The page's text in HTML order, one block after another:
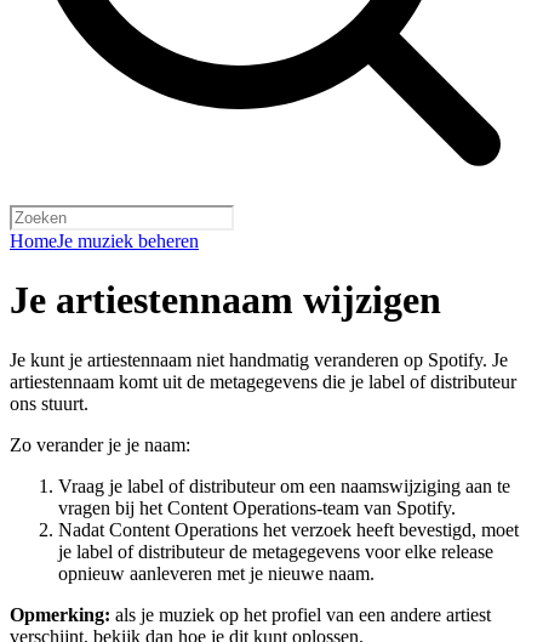
HomeJe muziek beheren
Je artiestennaam wijzigen
Je kunt je artiestennaam niet handmatig veranderen op Spotify. Je
artiestennaam komt uit de metagegevens die je label of distributeur
ons stuurt.
Zo verander je je naam:
Vraag je label of distributeur om een naamswijziging aan te
vragen bij het Content Operations-team van Spotify.
Nadat Content Operations het verzoek heeft bevestigd, moet
je label of distributeur de metagegevens voor elke release
opnieuw aanleveren met je nieuwe naam.
Opmerking: als je muziek op het profiel van een andere artiest
verschijnt, bekijk dan hoe je dit kunt oplossen.